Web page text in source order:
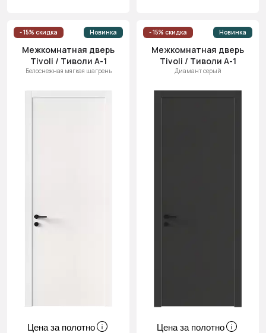
- 15% скидка Новинка
Межкомнатная дверь
Tivoli / Тиволи А-1
Белоснежная мягкая шагрень
Цена за полотно
- 15% скидка Новинка
Межкомнатная дверь
Tivoli / Тиволи А-1
Диамант серый
Цена за полотно